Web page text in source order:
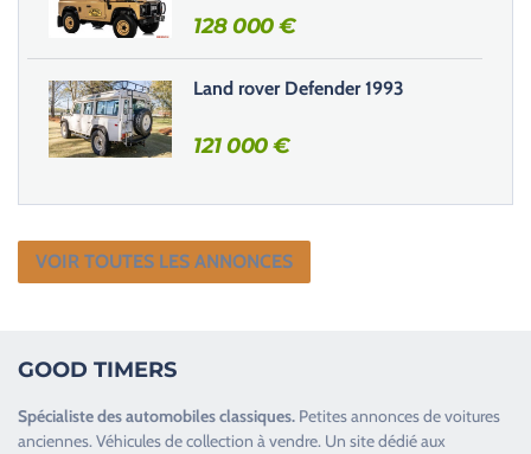
e
128 000€
Land rover Defender 1993
121 000€
VOIR TOUTES LES ANNONCES
GOOD TIMERS
Spécialiste desautomobiles classiques. Petites annonces devoitures
anciennes.Véhicules de collection à vendre. Un site dédié aux